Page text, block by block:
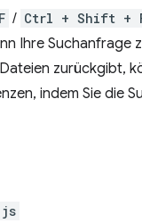
/ Ctrl + Shift +
Ihre Suchanfrage
zurückgibt,
indem Sie die